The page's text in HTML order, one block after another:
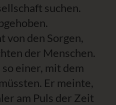
suchen.
den Sorgen,
der Menschen.
einer, mit dem
Er meinte,
am Puls der Zeit